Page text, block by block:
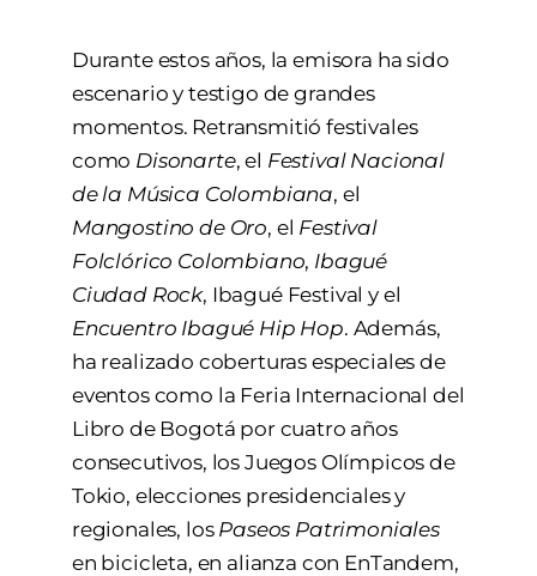
Durante estos años, la emisora ha sido
escenario y testigo de grandes
momentos. Retransmitió festivales
como Disonarte, el Festival Nacional
de la Música Colombiana, el
Mangostino de Oro, el Festival
Folclórico Colombiano, Ibagué
Ciudad Rock, Ibagué Festival y el
Encuentro Ibagué Hip Hop. Además,
ha realizado coberturas especiales de
eventos como la Feria Internacional del
Libro de Bogotá por cuatro años
consecutivos, los Juegos Olímpicos de
Tokio, elecciones presidenciales y
regionales, los Paseos Patrimoniales
en bicicleta, en alianza con EnTandem,